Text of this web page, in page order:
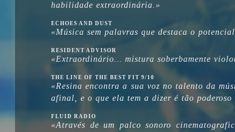
habilidade extraordinária.»
ECHOES AND DUST
«Música sem palavras que destaca o
RESIDENT ADVISOR
«Extraordinário… mistura soberbamente
THE LINE OF THE BEST FIT 9/10
«Resina encontra a sua voz no talento da
afinal, e o que ela tem a dizer é tão
FLUID RADIO
«Através de um palco sonoro